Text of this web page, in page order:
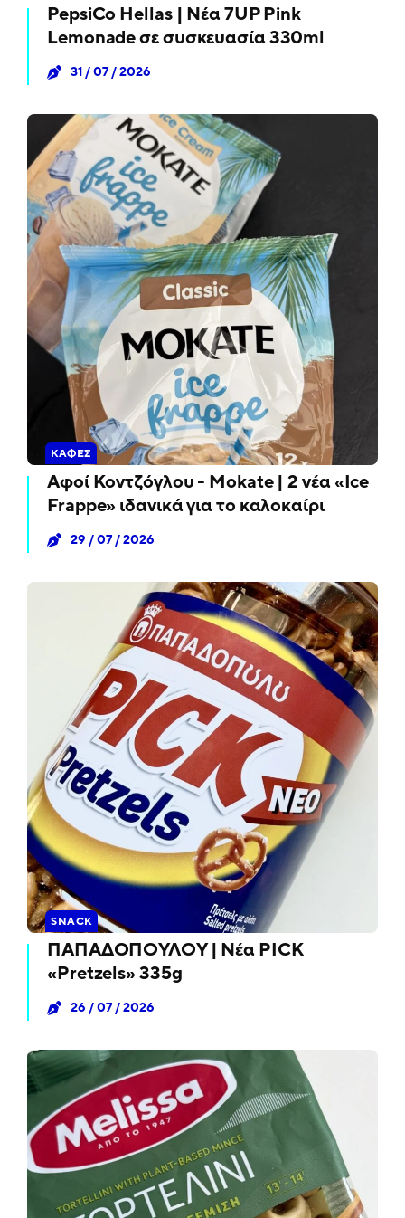
PepsiCo Hellas | Νέα 7UP Pink
Lemonade σε συσκευασία 330ml
31 / 07 / 2026
ΚΑΦΈΣ
Αφοί Κοντζόγλου - Mokate | 2 νέα «Ice
Frappe» ιδανικά για το καλοκαίρι
29 / 07 / 2026
SNACK
ΠΑΠΑΔΟΠΟΥΛΟΥ | Νέα PICK
«Pretzels» 335g
26 / 07 / 2026